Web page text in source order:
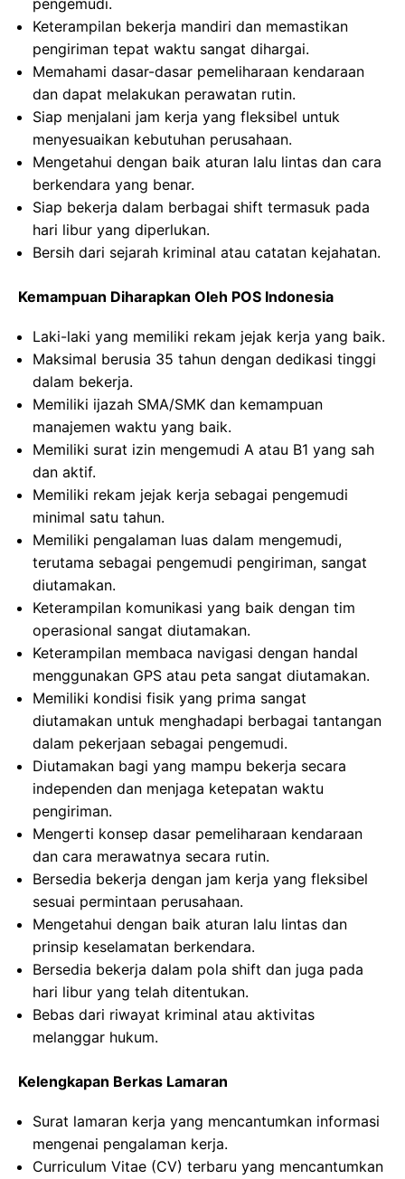
pengemudi.
Keterampilan bekerja mandiri dan memastikan
pengiriman tepat waktu sangat dihargai.
Memahami dasar-dasar pemeliharaan kendaraan
dan dapat melakukan perawatan rutin.
Siap menjalani jam kerja yang fleksibel untuk
menyesuaikan kebutuhan perusahaan.
Mengetahui dengan baik aturan lalu lintas dan cara
berkendara yang benar.
Siap bekerja dalam berbagai shift termasuk pada
hari libur yang diperlukan.
Bersih dari sejarah kriminal atau catatan kejahatan.
Kemampuan Diharapkan Oleh POS Indonesia
Laki-laki yang memiliki rekam jejak kerja yang baik.
Maksimal berusia 35 tahun dengan dedikasi tinggi
dalam bekerja.
Memiliki ijazah SMA/SMK dan kemampuan
manajemen waktu yang baik.
Memiliki surat izin mengemudi A atau B1 yang sah
dan aktif.
Memiliki rekam jejak kerja sebagai pengemudi
minimal satu tahun.
Memiliki pengalaman luas dalam mengemudi,
terutama sebagai pengemudi pengiriman, sangat
diutamakan.
Keterampilan komunikasi yang baik dengan tim
operasional sangat diutamakan.
Keterampilan membaca navigasi dengan handal
menggunakan GPS atau peta sangat diutamakan.
Memiliki kondisi fisik yang prima sangat
diutamakan untuk menghadapi berbagai tantangan
dalam pekerjaan sebagai pengemudi.
Diutamakan bagi yang mampu bekerja secara
independen dan menjaga ketepatan waktu
pengiriman.
Mengerti konsep dasar pemeliharaan kendaraan
dan cara merawatnya secara rutin.
Bersedia bekerja dengan jam kerja yang fleksibel
sesuai permintaan perusahaan.
Mengetahui dengan baik aturan lalu lintas dan
prinsip keselamatan berkendara.
Bersedia bekerja dalam pola shift dan juga pada
hari libur yang telah ditentukan.
Bebas dari riwayat kriminal atau aktivitas
melanggar hukum.
Kelengkapan Berkas Lamaran
Surat lamaran kerja yang mencantumkan informasi
mengenai pengalaman kerja.
Curriculum Vitae (CV) terbaru yang mencantumkan